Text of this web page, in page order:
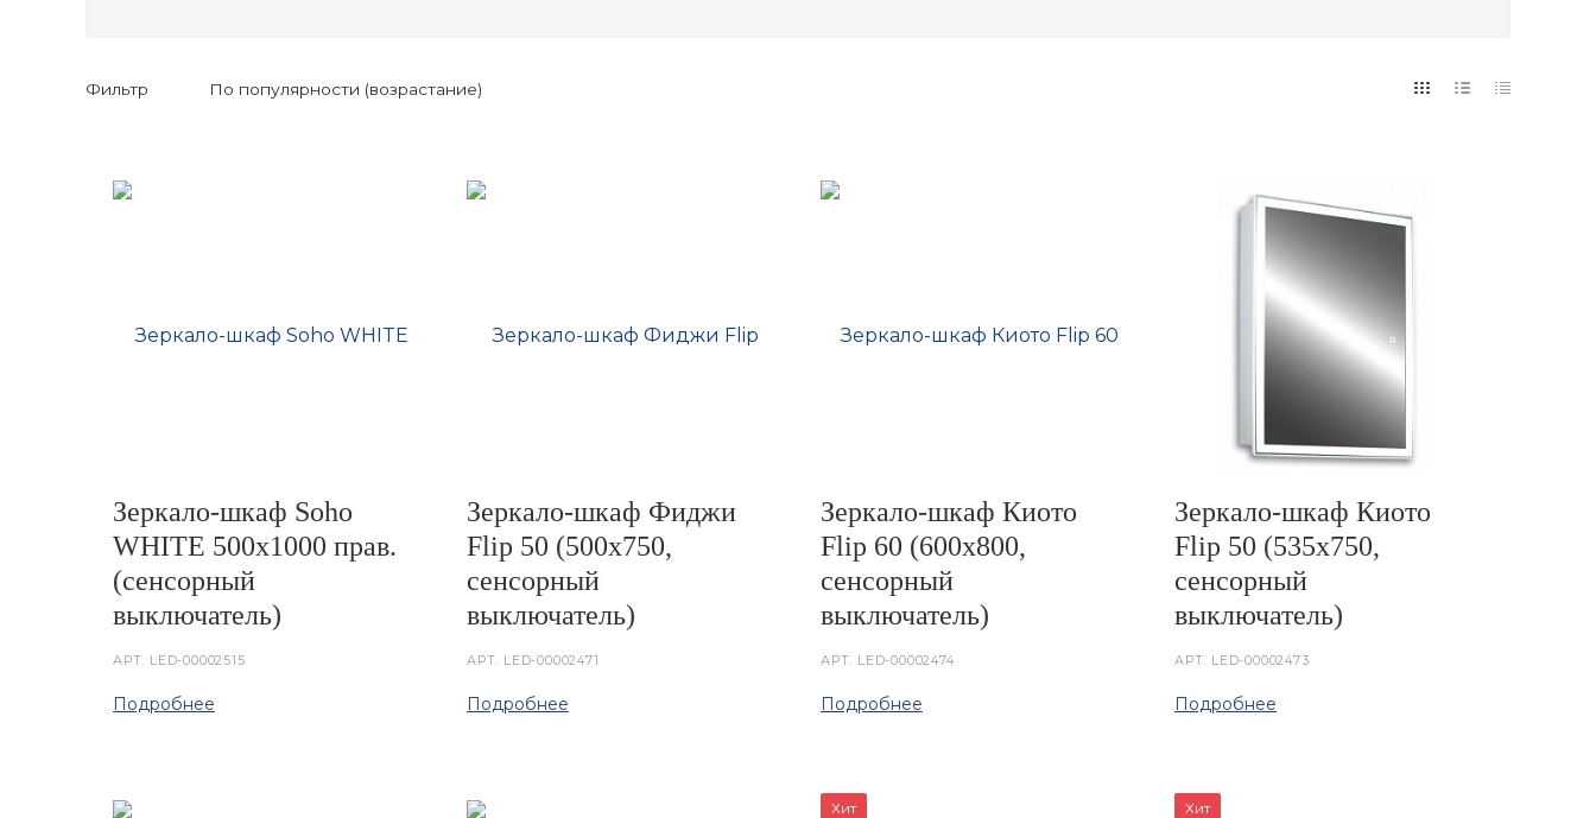
Фильтр По популярности (возрастание)
Зеркало-шкаф Soho
WHITE 500х1000 прав.
(сенсорный
выключатель)
АРТ. LED-00002515
Подробнее
Зеркало-шкаф Фиджи
Flip 50 (500х750,
сенсорный
выключатель)
АРТ. LED-00002471
Подробнее
Зеркало-шкаф Киото
Flip 60 (600х800,
сенсорный
выключатель)
АРТ. LED-00002474
Подробнее
Зеркало-шкаф Киото
Flip 50 (535х750,
сенсорный
выключатель)
АРТ. LED-00002473
Подробнее
Хит Хит